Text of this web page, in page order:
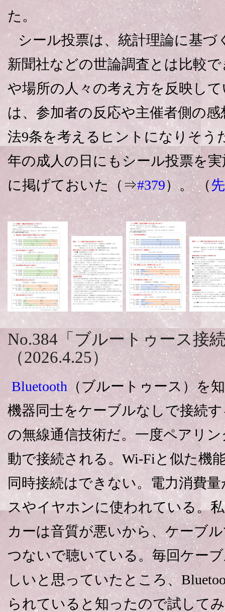
た。
シール投票は、統計理論に基づ
新聞社などの世論調査とは比較
や場所の人々の考え方を反映し
は、参加者の反応や主催者側の
法9条を考えるヒントになりそう
年の成人の日にもシール投票を
に掲げておいた（⇒#379）。 （
No.384「ブルートゥース接
（2026.4.25）
Bluetooth （ブルートゥース）を
機器同士をケーブルなしで接続
の無線通信技術だ。一度ペアリ
動で接続される。Wi-Fiと似た機
同時接続はできない。電力消費
スやイヤホンに使われている。
カーは音質が悪いから、ケーブ
つないで聴いている。毎回ケー
しいと思っていたところ、
られていると知ったので試して